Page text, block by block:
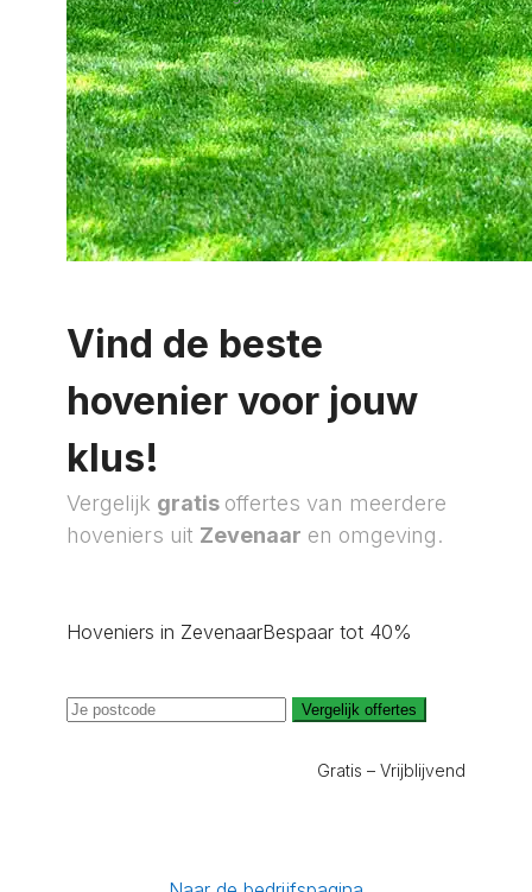
Vind de beste
hovenier voor jouw
klus!
Vergelijk gratis offertes van meerdere
hoveniers uit Zevenaar en omgeving.
Hoveniers in ZevenaarBespaar tot 40%
Vergelijk offertes
Gratis – Vrijblijvend